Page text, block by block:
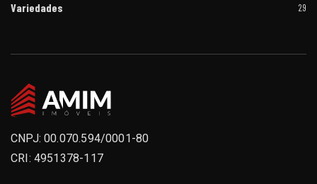
Variedades 29
CNPJ: 00.070.594/0001-80
CRI: 4951378-117